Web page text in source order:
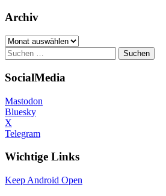
Archiv
Archiv
Suchen
nach:
SocialMedia
Mastodon
Bluesky
X
Telegram
Wichtige Links
Keep Android Open